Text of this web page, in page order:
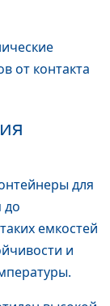
от контакта
для
до
емкостей
и